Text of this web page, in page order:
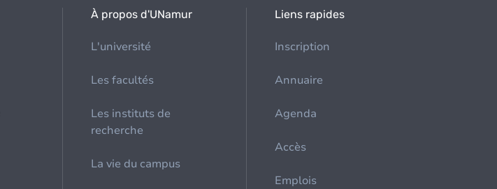
À propos d'UNamur
L'université
Les facultés
Les instituts de
recherche
La vie du campus
Liens rapides
Inscription
Annuaire
Agenda
Accès
Emplois